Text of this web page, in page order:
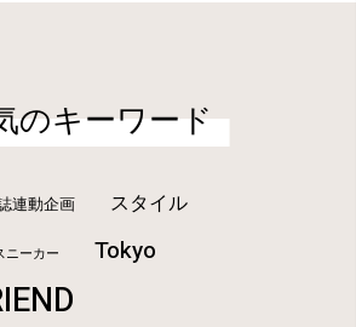
のキーワード
連動企画 スタイル
ニーカー Tokyo